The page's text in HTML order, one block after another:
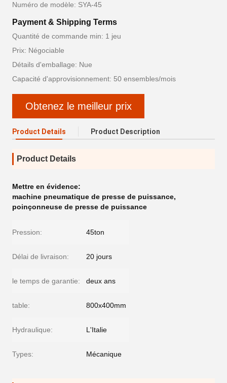
Numéro de modèle: SYA-45
Payment & Shipping Terms
Quantité de commande min: 1 jeu
Prix: Négociable
Détails d'emballage: Nue
Capacité d'approvisionnement: 50 ensembles/mois
Obtenez le meilleur prix
Product Details Product Description
Product Details
Mettre en évidence:
machine pneumatique de presse de puissance,
poinçonneuse de presse de puissance
Pression: 45ton
Délai de livraison: 20 jours
le temps de garantie: deux ans
table: 800x400mm
Hydraulique: L'Italie
Types: Mécanique